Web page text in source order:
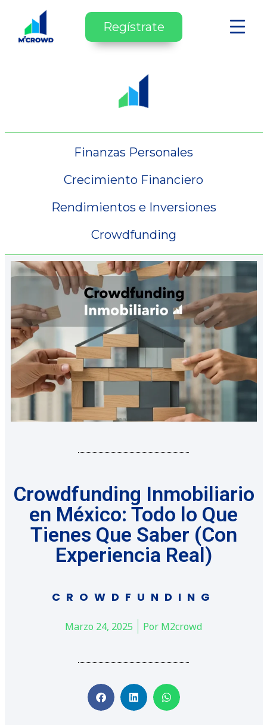
Regístrate
Finanzas Personales
Crecimiento Financiero
Rendimientos e Inversiones
Crowdfunding
Crowdfunding Inmobiliario
en México: Todo lo Que
Tienes Que Saber (Con
Experiencia Real)
CROWDFUNDING
Marzo 24, 2025 Por M2crowd